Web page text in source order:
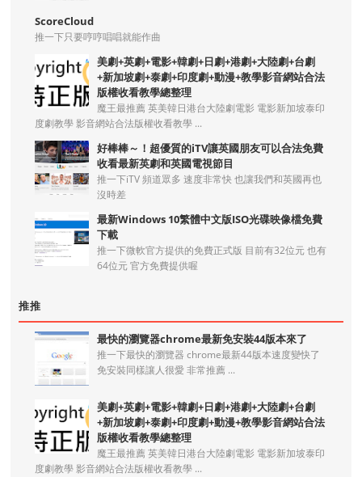
ScoreCloud
推一下只要哼哼唱唱就能作曲
美劇+英劇+電影+韓劇+日劇+港劇+大陸劇+台劇
+新加坡劇+泰劇+印度劇+動漫+教學影音網站合法
版權收看教學總整理
魔王最推薦 英美韓日港台大陸劇電影 電影新加坡泰印
度劇教學 影音網站合法版權收看教學 ...
好棒棒～！超優質的iTV讓英國朋友可以合法免費
收看最新英劇和英國電視節目
推一下iTV 頻道眾多 速度非常快 也讓我們和英國再也
沒時差
最新Windows 10繁體中文版ISO光碟映像檔免費
下載
推一下微軟官方提供的免費正式版 目前有32位元 也有
64位元 官方免費提供喔
推推
最快的瀏覽器chrome最新免安裝44版本來了
推一下最快的瀏覽器 chrome最新44版本速度變快了
免安裝同樣讓人很愛 非常推薦 ...
美劇+英劇+電影+韓劇+日劇+港劇+大陸劇+台劇
+新加坡劇+泰劇+印度劇+動漫+教學影音網站合法
版權收看教學總整理
魔王最推薦 英美韓日港台大陸劇電影 電影新加坡泰印
度劇教學 影音網站合法版權收看教學 ...